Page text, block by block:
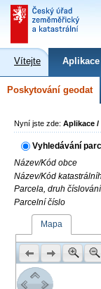
Vítejte Aplikace
Poskytování geodat
Nyní jste zde: Aplikace
Vyhledávání
Název/Kód obce
Název/Kód
Parcela, druh číslování
Parcelní číslo
Mapa